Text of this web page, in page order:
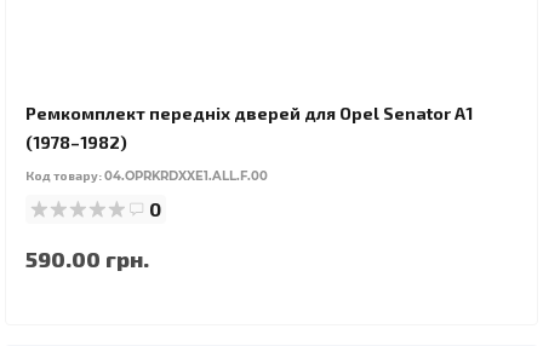
Ремкомплект передніх дверей для Opel Senator A1
(1978–1982)
Код товару:04.OPRKRDXXE1.ALL.F.00
0
590.00 грн.